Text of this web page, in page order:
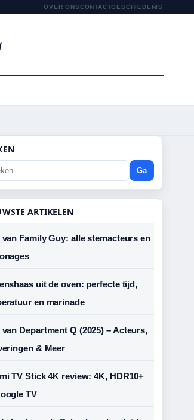
OVER ONSCONTACTGESCHIEDENIS
Ga
ARTIKELEN
van Family Guy: alle stemacteurs en
uit de oven: perfecte tijd,
en marinade
van Department Q (2025) – Acteurs,
& Meer
TV Stick 4K review: 4K, HDR10+
TV